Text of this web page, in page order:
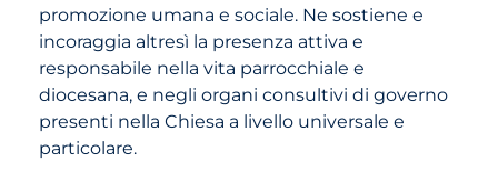
promozione umana e sociale. Ne sostiene e
incoraggia altresì la presenza attiva e
responsabile nella vita parrocchiale e
diocesana, e negli organi consultivi di governo
presenti nella Chiesa a livello universale e
particolare.